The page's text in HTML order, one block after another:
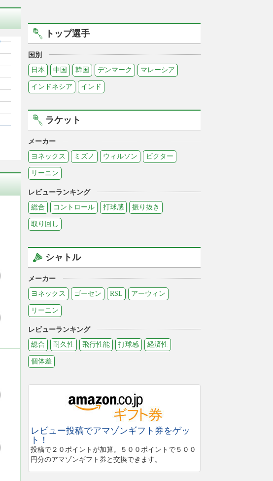
トップ選手
国別
日本
中国 韓国 デンマーク マレーシア
インドネシア インド
ラケット
メーカー
ヨネックス
ミズノ ウィルソン ビクター
リーニン
レビューランキング
総合
コントロール 打球感 振り抜き
取り回し
シャトル
メーカー
ヨネックス
ゴーセン RSL アーウィン
リーニン
レビューランキング
総合
耐久性 飛行性能 打球感 経済性
個体差
レビュー投稿でアマゾンギフト券をゲッ
ト！
投稿で２０ポイントが加算。５００ポイントで５００
円分のアマゾンギフト券と交換できます。